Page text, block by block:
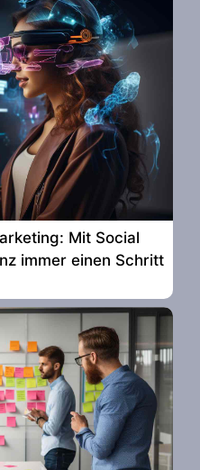
Mit Social
immer einen Schritt